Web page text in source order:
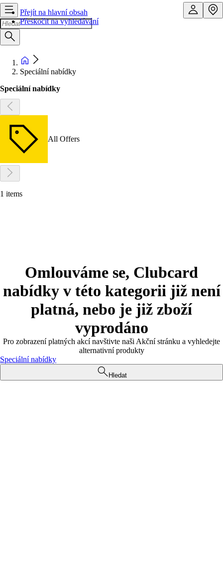
Přejít na hlavní obsah
Přeskočit na vyhledávání
Speciální nabídky
Speciální nabídky
All Offers
1 items
Omlouváme se, Clubcard
nabídky v této kategorii již není
platná, nebo je již zboží
vyprodáno
Pro zobrazení platných akcí navštivte naši Akční stránku a vyhledejte
alternativní produkty
Speciální nabídky
Hledat